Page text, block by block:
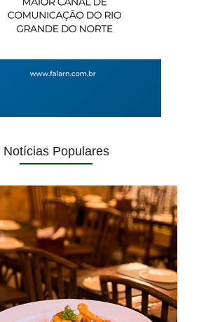
Notícias Populares